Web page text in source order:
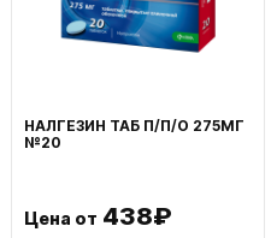
НАЛГЕЗИН ТАБ П/П/О 275МГ
№20
Цена от 438₽